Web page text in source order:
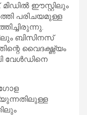
ഈസ്റ്റിലും
പരിചയമുള്ള
ബിസിനസ്
വൈദഗ്ദ്ധ്യം
വേള്‍ഡിനെ